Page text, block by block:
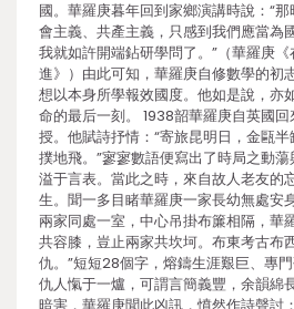
國。華羅庚暮年回到家鄉演講時說：“
會主義、共產主義，只感到我們應當為
我就如許開端鉆研學問了。”（華羅庚
進》）由此可知，華羅庚自修數學的初
想以本身所學報效國度。他如是說，亦
命的最后一刻。 1938韶華羅庚自英國
授。他賦詩抒情：“寄旅昆明日，金甌
撲地飛。”寥寥數語便寫出了時局之動
溢于言表。當此之時，來自故人老友的
生。聞一多目睹華羅庚一家長幼無處安
兩家同處一室，中心吊掛布簾相隔，華
共容膝，豈止兩家共坎坷。布東考古布
仇。”短短28個字，熔鑄生涯艱巨、專
仇人愾于一爐，可謂言簡義豐，余韻綿